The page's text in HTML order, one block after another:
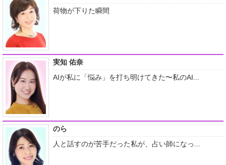
荷物が下りた瞬間
実知 佑奈
AIが私に「悩み」を打ち明けてきた〜私のAI...
のら
人と話すのが苦手だった私が、占い師になっ...